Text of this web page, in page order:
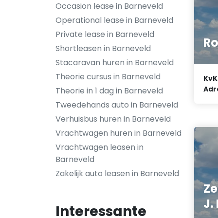
Occasion lease in Barneveld
Operational lease in Barneveld
Private lease in Barneveld
Shortleasen in Barneveld
Stacaravan huren in Barneveld
Theorie cursus in Barneveld
Theorie in 1 dag in Barneveld
Tweedehands auto in Barneveld
Verhuisbus huren in Barneveld
Vrachtwagen huren in Barneveld
Vrachtwagen leasen in
Barneveld
Zakelijk auto leasen in Barneveld
Interessante
J.